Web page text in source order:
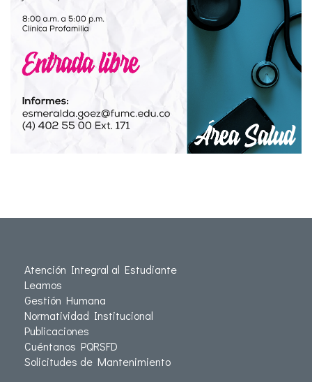
Atención Integral al Estudiante
Leamos
Gestión Humana
Normatividad Institucional
Publicaciones
Cuéntanos PQRSFD
Solicitudes de Mantenimiento